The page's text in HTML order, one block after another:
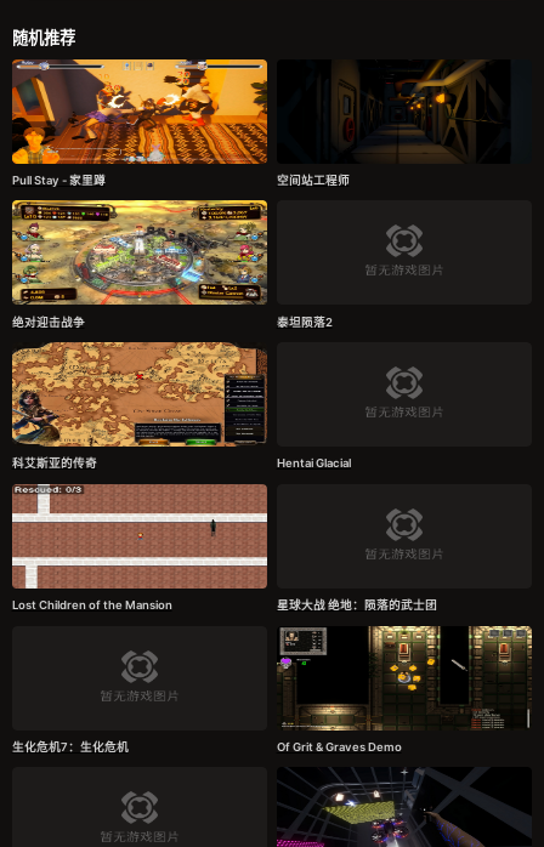
随机推荐
Pull Stay - 家里蹲 空间站工程师
绝对迎击战争 泰坦陨落2
科艾斯亚的传奇 Hentai Glacial
Lost Children of the Mansion 星球大战 绝地：陨落的武士团
生化危机7：生化危机 Of Grit & Graves Demo